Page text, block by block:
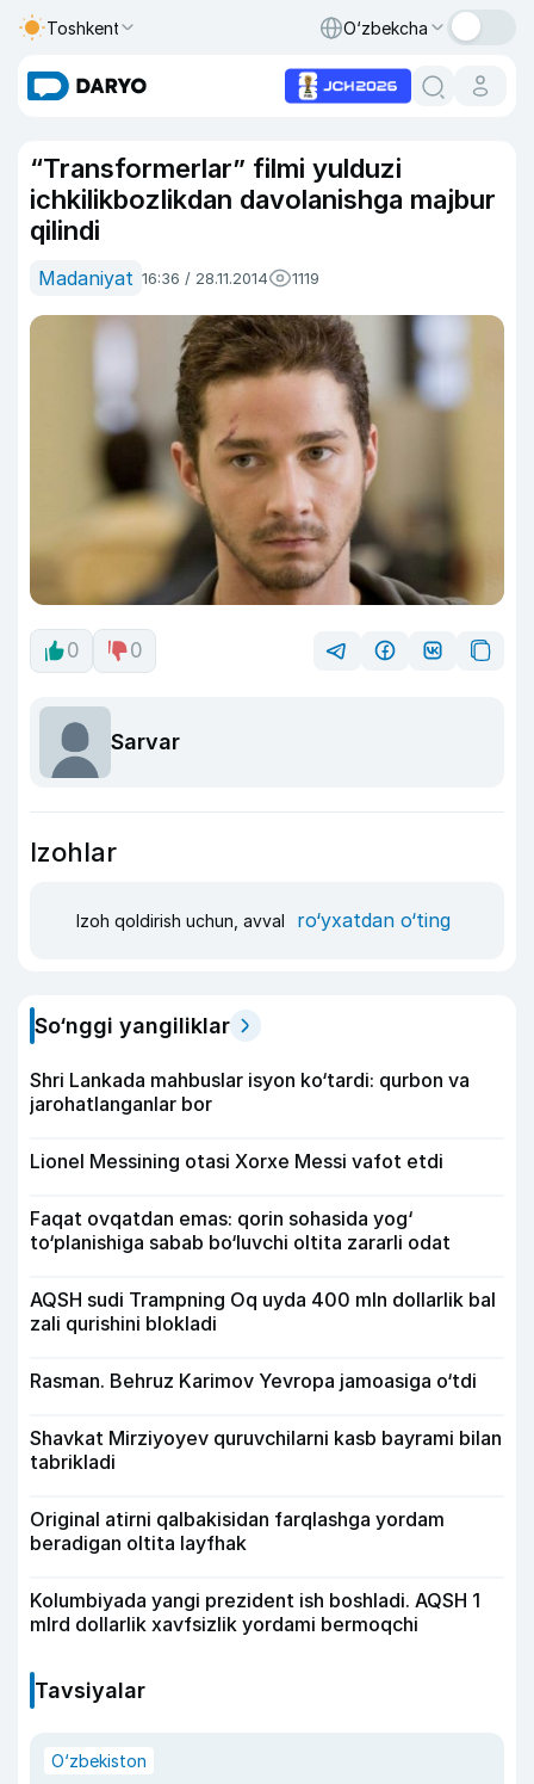
Toshkent O‘zbekcha
“Transformerlar” filmi yulduzi
ichkilikbozlikdan davolanishga majbur
qilindi
Madaniyat 16:36 / 28.11.2014 1119
0 0
Sarvar
Izohlar
Izoh qoldirish uchun, avval ro‘yxatdan o‘ting
So‘nggi yangiliklar
Shri Lankada mahbuslar isyon ko‘tardi: qurbon va
jarohatlanganlar bor
Lionel Messining otasi Xorxe Messi vafot etdi
Faqat ovqatdan emas: qorin sohasida yog‘
to‘planishiga sabab bo‘luvchi oltita zararli odat
AQSH sudi Trampning Oq uyda 400 mln dollarlik bal
zali qurishini blokladi
Rasman. Behruz Karimov Yevropa jamoasiga o‘tdi
Shavkat Mirziyoyev quruvchilarni kasb bayrami bilan
tabrikladi
Original atirni qalbakisidan farqlashga yordam
beradigan oltita layfhak
Kolumbiyada yangi prezident ish boshladi. AQSH 1
mlrd dollarlik xavfsizlik yordami bermoqchi
Tavsiyalar
O‘zbekiston